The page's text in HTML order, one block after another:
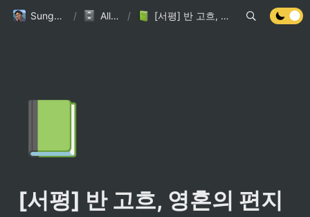
Sungdoo.dev / All Posts / [서평] 반 고흐, 영혼의 편지
[서평] 반 고흐, 영혼의 편지